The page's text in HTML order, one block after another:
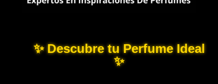
✨ Descubre tu Perfume Ideal
✨